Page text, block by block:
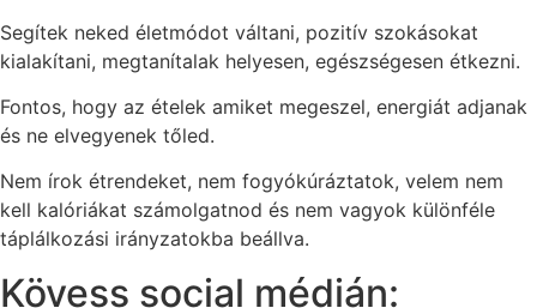
Segítek neked életmódot váltani, pozitív szokásokat
kialakítani, megtanítalak helyesen, egészségesen étkezni.
Fontos, hogy az ételek amiket megeszel, energiát adjanak
és ne elvegyenek tőled.
Nem írok étrendeket, nem fogyókúráztatok, velem nem
kell kalóriákat számolgatnod és nem vagyok különféle
táplálkozási irányzatokba beállva.
Kövess social médián: